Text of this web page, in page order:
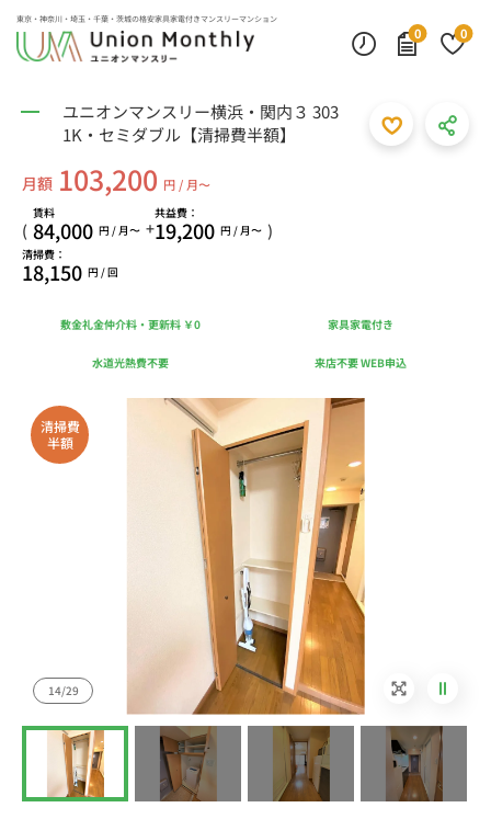
東京・神奈川・埼玉・千葉・茨城の格安家具家電付きマンスリーマンション
0
0
ユニオンマンスリー横浜・関内３ 303
1K・セミダブル【清掃費半額】
月額 103,200 円 / 月〜
(
賃料
84,000 円 / 月〜 +
共益費：
19,200 円 / 月〜 )
清掃費：
18,150 円 / 回
敷金礼金仲介料・更新料 ￥0 家具家電付き
水道光熱費不要 来店不要 WEB申込
清掃費
半額
14/29